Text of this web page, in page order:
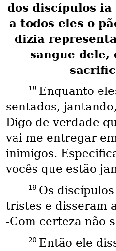
dos discípulos
a todos eles o
dizia
sangue dele,
18 Enquanto
sentados,
Digo de verdade
vai me entregar
inimigos.
vocês que estão
19 Os
tristes e disseram
-Com certeza não
20 Então ele